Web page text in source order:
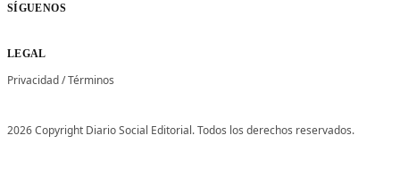
SÍGUENOS
LEGAL
Privacidad/Términos
2026 Copyright Diario Social Editorial. Todos los derechos reservados.